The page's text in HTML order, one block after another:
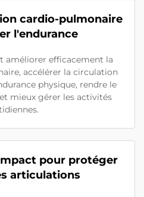
cardio-pulmonaire
l'endurance
améliorer efficacement la
accélérer la circulation
physique, rendre le
mieux gérer les activités
pour protéger
articulations